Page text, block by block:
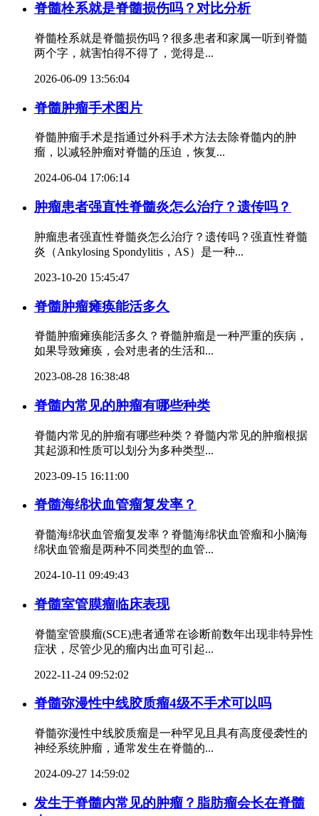
脊髓栓系就是脊髓损伤吗？对比分析
脊髓栓系就是脊髓损伤吗？很多患者和家属一听到脊髓
两个字，就害怕得不得了，觉得是...
2026-06-09 13:56:04
脊髓肿瘤手术图片
脊髓肿瘤手术是指通过外科手术方法去除脊髓内的肿
瘤，以减轻肿瘤对脊髓的压迫，恢复...
2024-06-04 17:06:14
肿瘤患者强直性脊髓炎怎么治疗？遗传吗？
肿瘤患者强直性脊髓炎怎么治疗？遗传吗？强直性脊髓
炎（Ankylosing Spondylitis，AS）是一种...
2023-10-20 15:45:47
脊髓肿瘤瘫痪能活多久
脊髓肿瘤瘫痪能活多久？脊髓肿瘤是一种严重的疾病，
如果导致瘫痪，会对患者的生活和...
2023-08-28 16:38:48
脊髓内常见的肿瘤有哪些种类
脊髓内常见的肿瘤有哪些种类？脊髓内常见的肿瘤根据
其起源和性质可以划分为多种类型...
2023-09-15 16:11:00
脊髓海绵状血管瘤复发率？
脊髓海绵状血管瘤复发率？脊髓海绵状血管瘤和小脑海
绵状血管瘤是两种不同类型的血管...
2024-10-11 09:49:43
脊髓室管膜瘤临床表现
脊髓室管膜瘤(SCE)患者通常在诊断前数年出现非特异性
症状，尽管少见的瘤内出血可引起...
2022-11-24 09:52:02
脊髓弥漫性中线胶质瘤4级不手术可以吗
脊髓弥漫性中线胶质瘤是一种罕见且具有高度侵袭性的
神经系统肿瘤，通常发生在脊髓的...
2024-09-27 14:59:02
发生于脊髓内常见的肿瘤？脂肪瘤会长在脊髓